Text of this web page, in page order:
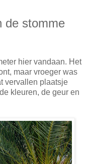
de stomme
hier vandaan. Het
maar vroeger was
vervallen plaatsje
kleuren, de geur en